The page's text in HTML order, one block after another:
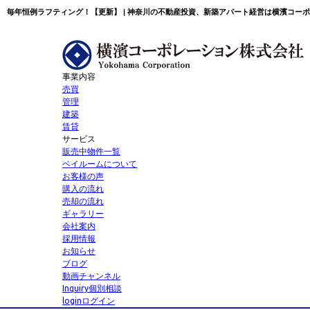
毎年恒例ラフティング！【更新】 | 神奈川の不動産投資、新築アパート経営は横濱コー
事業内容
売買
管理
建築
賃貸
サービス
販売中物件一覧
ベイルームについて
お客様の声
購入の流れ
売却の流れ
ギャラリー
会社案内
採用情報
お知らせ
ブログ
動画チャンネル
Inquiry個別相談
login ログイン